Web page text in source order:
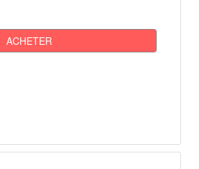
ACHETER